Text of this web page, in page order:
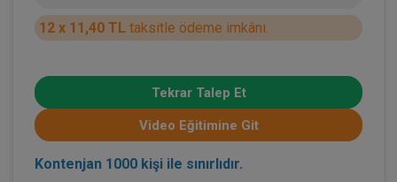
12 x 11,40 TL taksitle ödeme imkânı.
Tekrar Talep Et
Video Eğitimine Git
Kontenjan 1000 kişi ile sınırlıdır.